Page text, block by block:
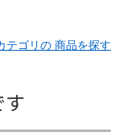
テゴリの 商品を探す